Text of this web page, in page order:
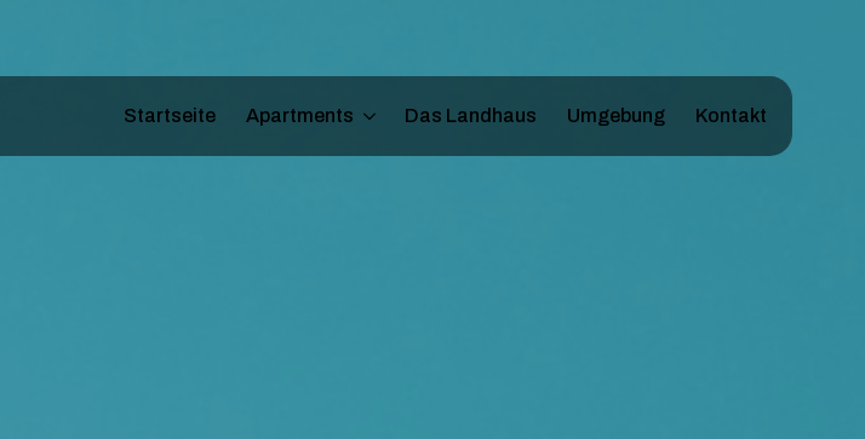
Startseite Apartments Das Landhaus Umgebung Kontakt